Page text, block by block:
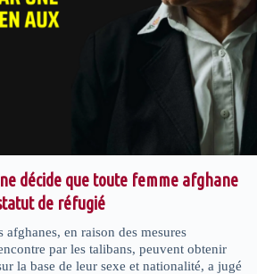
décide que toute femme afghane
de réfugié
afghanes, en raison des mesures
par les talibans, peuvent obtenir
la base de leur sexe et nationalité, a jugé